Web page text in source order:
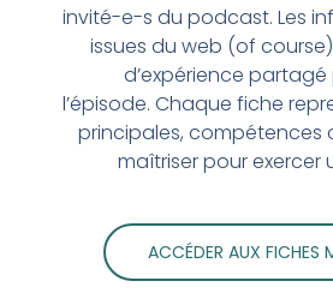
invité-e-s du podcast. Les
issues du web (of
d’expérience
l’épisode. Chaque fiche
principales, compétences
maîtriser pour exercer
ACCÉDER AUX FICHES